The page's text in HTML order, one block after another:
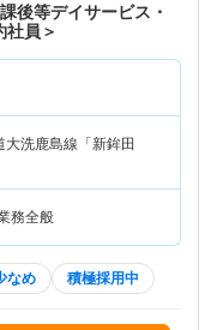
後等デイサービス・
社員＞
大洗鹿島線「新鉾田
務全般
なめ 積極採用中